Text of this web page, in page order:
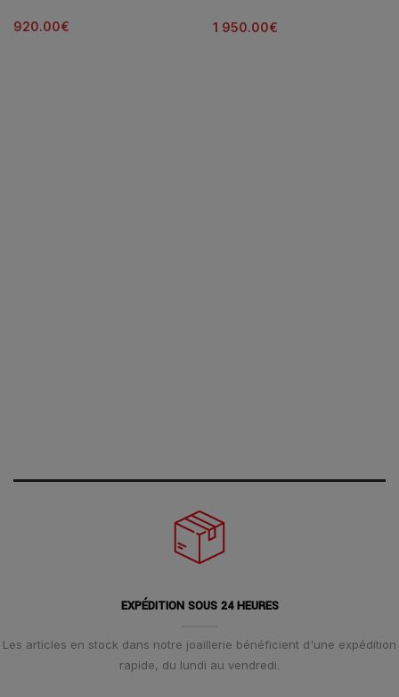
920.00€ 1 950.00€
EXPÉDITION SOUS 24 HEURES
Les articles en stock dans notre joaillerie bénéficient d'une expédition
rapide, du lundi au vendredi.